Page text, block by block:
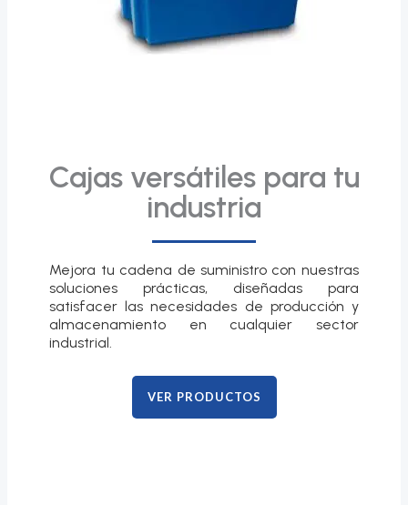
Cajas versátiles para tu
industria
Mejora tu cadena de suministro con nuestras
soluciones prácticas, diseñadas para
satisfacer las necesidades de producción y
almacenamiento en cualquier sector
industrial.
VER PRODUCTOS